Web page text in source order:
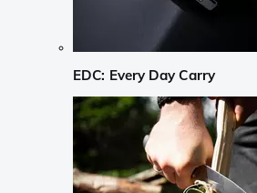
EDC: Every Day Carry